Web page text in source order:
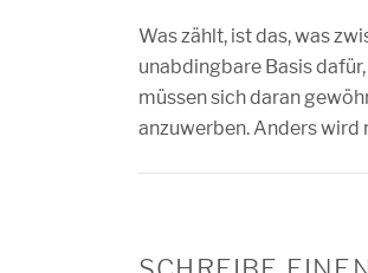
Was zählt, ist das, was
unabdingbare Basis
müssen sich daran
anzuwerben. Anders wird